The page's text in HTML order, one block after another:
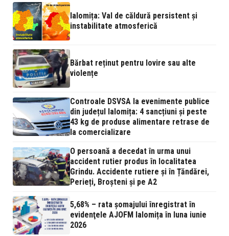
Ialomița: Val de căldură persistent și
instabilitate atmosferică
Bărbat reținut pentru lovire sau alte
violențe
Controale DSVSA la evenimente publice
din județul Ialomița: 4 sancțiuni și peste
43 kg de produse alimentare retrase de
la comercializare
O persoană a decedat în urma unui
accident rutier produs în localitatea
Grindu. Accidente rutiere și în Țăndărei,
Perieți, Broșteni și pe A2
5,68% – rata şomajului înregistrat în
evidenţele AJOFM Ialomița în luna iunie
2026